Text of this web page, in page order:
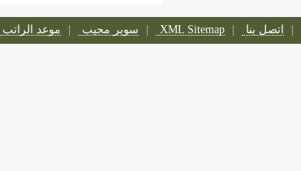
اتصل بنا XML Sitemap سوبر مجيب موعد الراتب